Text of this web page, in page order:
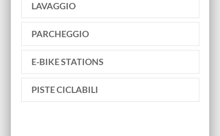
LAVAGGIO
PARCHEGGIO
E-BIKE STATIONS
PISTE CICLABILI